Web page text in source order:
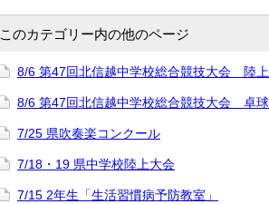
このカテゴリー内の他のページ
8/6 第47回北信越中学校総合競技大会 陸
8/6 第47回北信越中学校総合競技大会 卓
7/25 県吹奏楽コンクール
7/18・19 県中学校陸上大会
7/15 2年生「生活習慣病予防教室」